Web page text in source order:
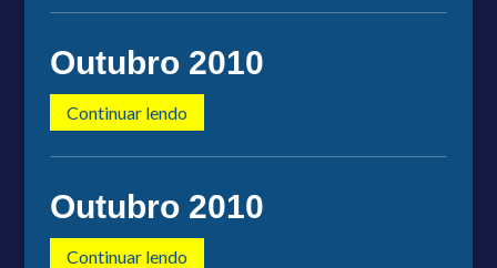
Outubro 2010
Continuar lendo
Outubro 2010
Continuar lendo